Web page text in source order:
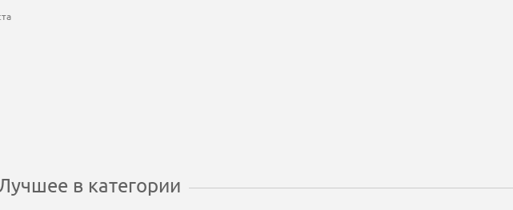
в категории